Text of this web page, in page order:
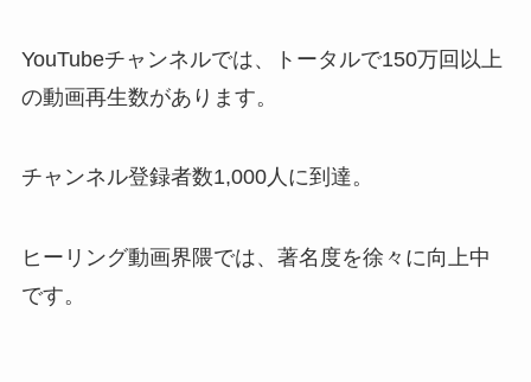
YouTubeチャンネルでは、トータルで150万回以上
の動画再生数があります。
チャンネル登録者数1,000人に到達。
ヒーリング動画界隈では、著名度を徐々に向上中
です。